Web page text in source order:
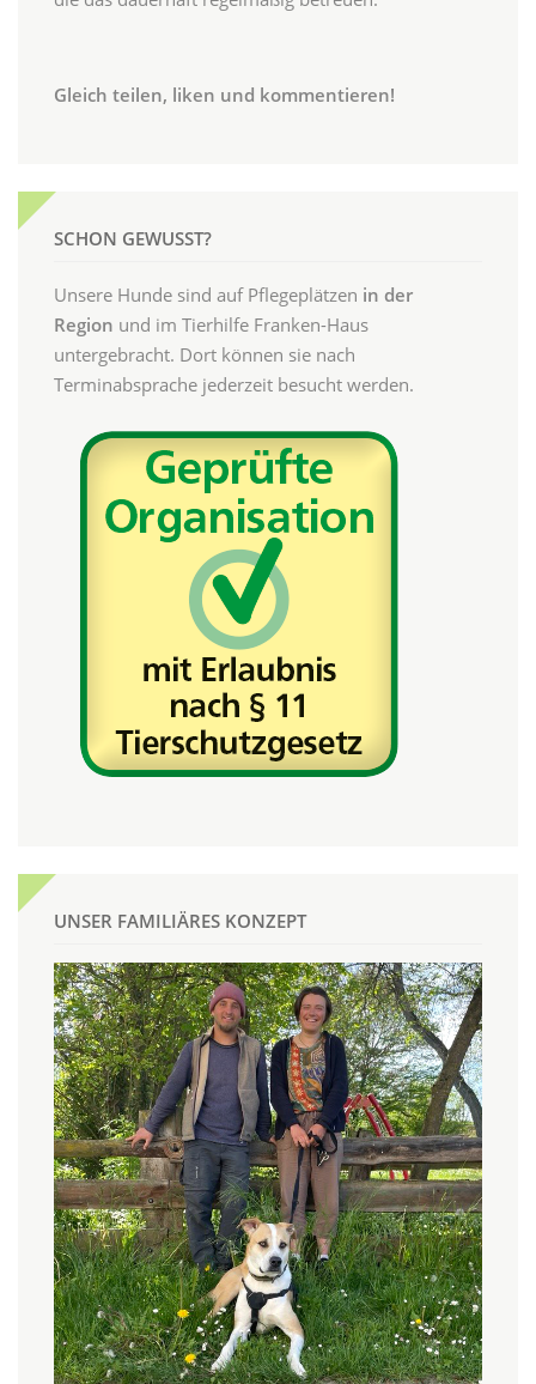
Gleich teilen, liken und kommentieren!
SCHON GEWUSST?
Unsere Hunde sind auf Pflegeplätzen in der
Region und im Tierhilfe Franken-Haus
untergebracht. Dort können sie nach
Terminabsprache jederzeit besucht werden.
UNSER FAMILIÄRES KONZEPT